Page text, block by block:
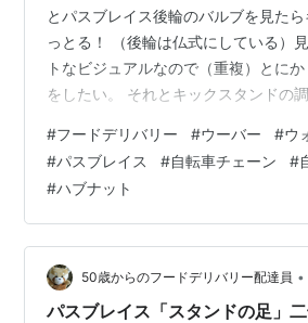
とパスブレイス後輪のバルブを見た
っとる！ （後輪は仏式にしている）
トなビジュアルなので（重複）とに
をしたい。 それとキックスタンドの
（編集部注…「もうちょっとだましだ
も？」の意か）というのもあってホム
場を見に行った。 仏式バルブのキャ
ンにはなさそうと思ったが1種類だけ
製、は良いとしても黒の一択。 うー
ューブについていたデフォルトのキャ
#フードデリバリー #ウーバー #ウ
#パスブレイス #自転車チェーン #
#ハブナット
50歳からのフードデリバリー配達員 •
パスブレイス「スタンドの足」